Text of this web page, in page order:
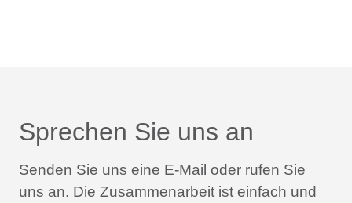
Sprechen Sie uns an
Senden Sie uns eine E-Mail oder rufen Sie
uns an. Die Zusammenarbeit ist einfach und